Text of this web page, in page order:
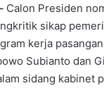
Calon Presiden
sikap
kerja
Subianto dan
sidang kabinet